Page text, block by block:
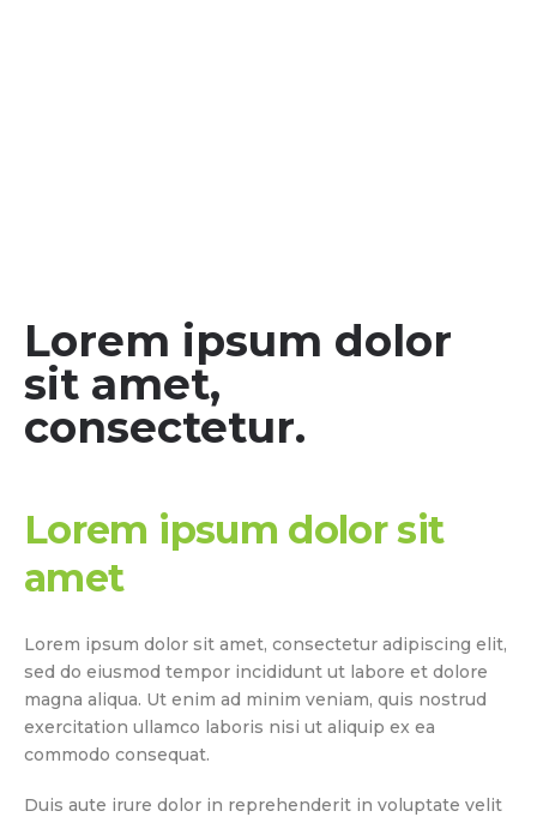
Lorem ipsum dolor
sit amet,
consectetur.
Lorem ipsum dolor sit
amet
Lorem ipsum dolor sit amet, consectetur adipiscing elit,
sed do eiusmod tempor incididunt ut labore et dolore
magna aliqua. Ut enim ad minim veniam, quis nostrud
exercitation ullamco laboris nisi ut aliquip ex ea
commodo consequat.
Duis aute irure dolor in reprehenderit in voluptate velit